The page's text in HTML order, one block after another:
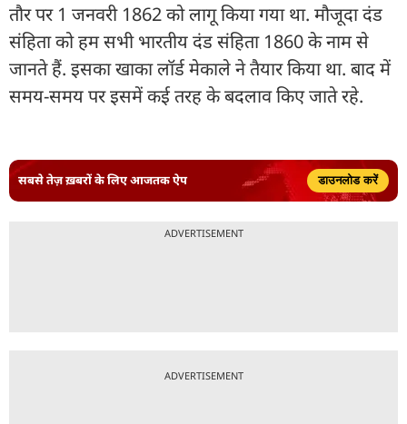
तौर पर 1 जनवरी 1862 को लागू किया गया था. मौजूदा दंड
संहिता को हम सभी भारतीय दंड संहिता 1860 के नाम से
जानते हैं. इसका खाका लॉर्ड मेकाले ने तैयार किया था. बाद में
समय-समय पर इसमें कई तरह के बदलाव किए जाते रहे.
सबसे तेज़ ख़बरों के लिए आजतक ऐप डाउनलोड करें
ADVERTISEMENT
ADVERTISEMENT